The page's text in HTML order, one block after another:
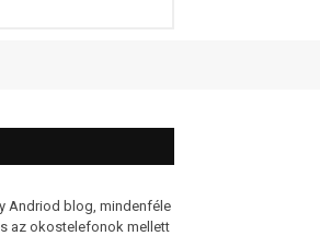
Andriod blog, mindenféle
az okostelefonok mellett